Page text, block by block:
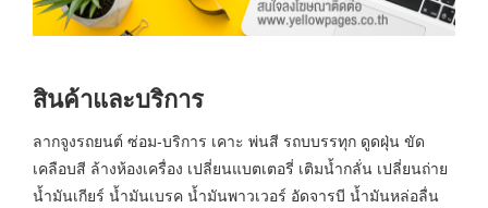
สินค้าและบริการ
ลากจูงรถยนต์ ซ่อม-บริการ เคาะ พ่นสี รถบบรรทุก ดูดฝุ่น ขัด
เคลือบสี ล้างห้องเครื่อง เปลี่ยนแบตเตอรี่ เติมน้ำกลั่น เปลี่ยนถ่าย
น้ำมันเกียร์ น้ำมันเบรค น้ำมันพาวเวอร์ อัดจารบี น้ำมันหล่อลื่น